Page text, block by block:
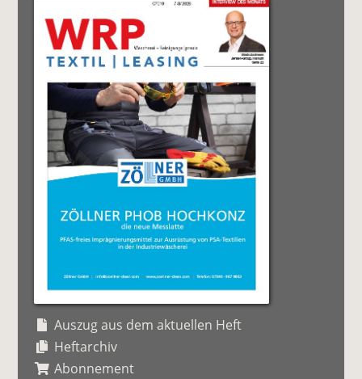
Auszug aus dem aktuellen Heft
Heftarchiv
Abonnement